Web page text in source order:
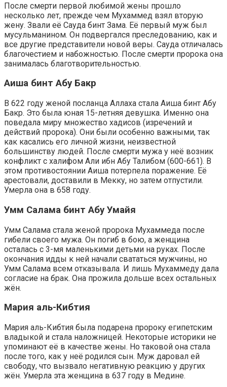
После смерти первой любимой жены прошло
несколько лет, прежде чем Мухаммед взял вторую
жену. Звали её Сауда бинт Зама. Её первый муж был
мусульманином. Он подвергался преследованию, как и
все другие представители новой веры. Сауда отличалась
благочестием и набожностью. После смерти пророка она
занималась благотворительностью.
Аиша бинт Абу Бакр
В 622 году женой посланца Аллаха стала Аиша бинт Абу
Бакр. Это была юная 15-летняя девушка. Именно она
поведала миру множество хадисов (изречений и
действий пророка). Они были особенно важными, так
как касались его личной жизни, неизвестной
большинству людей. После смерти мужа у неё возник
конфликт с халифом Али ибн Абу Талибом (600-661). В
этом противостоянии Аиша потерпела поражение. Её
арестовали, доставили в Мекку, но затем отпустили.
Умерла она в 658 году.
Умм Салама бинт Абу Умайя
Умм Салама стала женой пророка Мухаммеда после
гибели своего мужа. Он погиб в бою, а женщина
осталась с 3-мя маленькими детьми на руках. После
окончания идды к ней начали свататься мужчины, но
Умм Салама всем отказывала. И лишь Мухаммеду дала
согласие на брак. Она прожила дольше всех остальных
жён.
Мария аль-Кибтия
Мария аль-Кибтия была подарена пророку египетским
владыкой и стала наложницей. Некоторые историки не
упоминают её в качестве жены. Но таковой она стала
после того, как у неё родился сын. Муж даровал ей
свободу, что вызвало негативную реакцию у других
жён. Умерла эта женщина в 637 году в Медине.